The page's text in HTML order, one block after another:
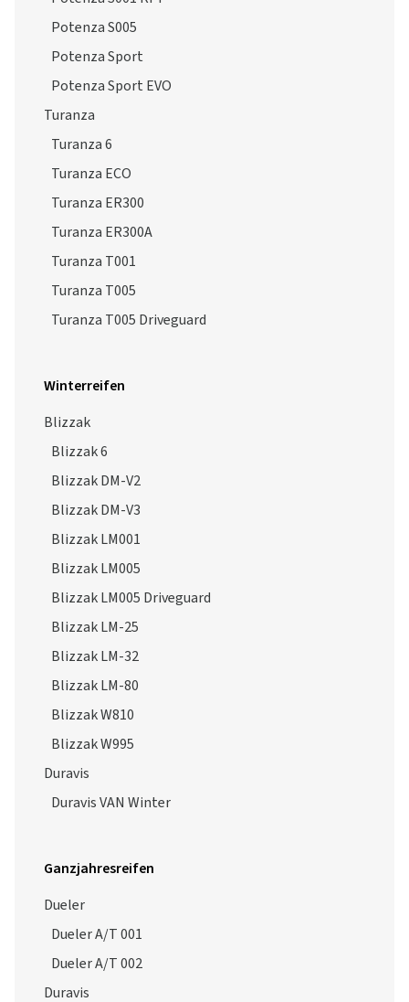
Potenza S005
Potenza Sport
Potenza Sport EVO
Turanza
Turanza 6
Turanza ECO
Turanza ER300
Turanza ER300A
Turanza T001
Turanza T005
Turanza T005 Driveguard
Winterreifen
Blizzak
Blizzak 6
Blizzak DM-V2
Blizzak DM-V3
Blizzak LM001
Blizzak LM005
Blizzak LM005 Driveguard
Blizzak LM-25
Blizzak LM-32
Blizzak LM-80
Blizzak W810
Blizzak W995
Duravis
Duravis VAN Winter
Ganzjahresreifen
Dueler
Dueler A/T 001
Dueler A/T 002
Duravis